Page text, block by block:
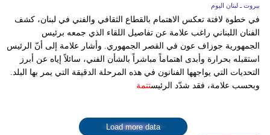
بيروت ـ لبنان اليوم
في خطوة لافتة تعكس الاهتمام بالقطاع الثقافي والفني في لبنان، كشف
الفنان اللبناني راغب علامة عن تفاصيل اللقاء الذي جمعه برئيس
الجمهورية جوزاف عون في القصر الجمهوري. وأشار علامة إلى أنّ الرئيس
استقبله بحرارة وأبدى اهتماماً مباشراً بالشأن الفني، سائلاً إياه عن أبرز
التحديات التي يواجهها الفنانون في هذه المرحلة الدقيقة التي يمر بها البلد.
وبحسب علامة، فقد شدّد الرئيستتمة
Load more data